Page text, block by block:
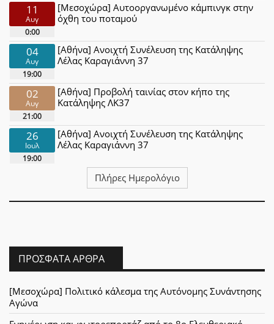
11
Αυγ
0:00
[Μεσοχώρα] Αυτοοργανωμένο κάμπινγκ στην
όχθη του ποταμού
04
Αυγ
19:00
[Αθήνα] Ανοιχτή Συνέλευση της Κατάληψης
Λέλας Καραγιάννη 37
02
Αυγ
21:00
[Αθήνα] Προβολή ταινίας στον κήπο της
Κατάληψης ΛΚ37
26
Ιουλ
19:00
[Αθήνα] Ανοιχτή Συνέλευση της Κατάληψης
Λέλας Καραγιάννη 37
Πλήρες Ημερολόγιο
ΠΡΌΣΦΑΤΑ ΆΡΘΡΑ
[Μεσοχώρα] Πολιτικό κάλεσμα της Αυτόνομης Συνάντησης
Αγώνα